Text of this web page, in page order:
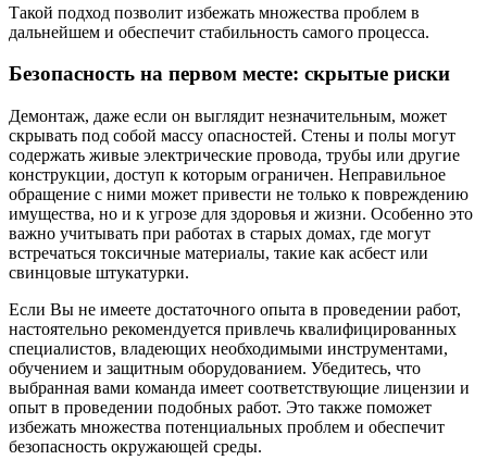
Такой подход позволит избежать множества проблем в
дальнейшем и обеспечит стабильность самого процесса.
Безопасность на первом месте: скрытые риски
Демонтаж, даже если он выглядит незначительным, может
скрывать под собой массу опасностей. Стены и полы могут
содержать живые электрические провода, трубы или другие
конструкции, доступ к которым ограничен. Неправильное
обращение с ними может привести не только к повреждению
имущества, но и к угрозе для здоровья и жизни. Особенно это
важно учитывать при работах в старых домах, где могут
встречаться токсичные материалы, такие как асбест или
свинцовые штукатурки.
Если Вы не имеете достаточного опыта в проведении работ,
настоятельно рекомендуется привлечь квалифицированных
специалистов, владеющих необходимыми инструментами,
обучением и защитным оборудованием. Убедитесь, что
выбранная вами команда имеет соответствующие лицензии и
опыт в проведении подобных работ. Это также поможет
избежать множества потенциальных проблем и обеспечит
безопасность окружающей среды.